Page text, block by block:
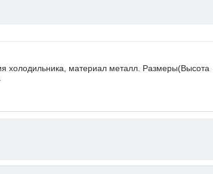
холодильника, материал металл. Размеры(Высота